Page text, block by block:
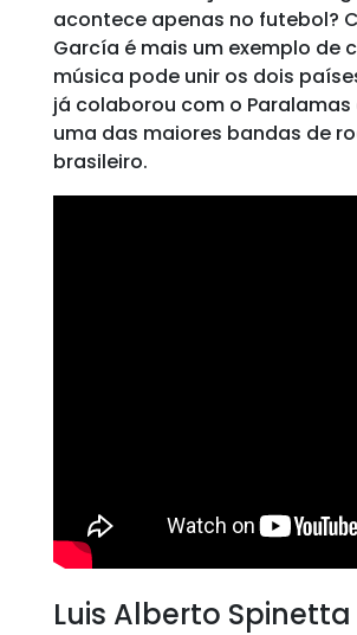
acontece apenas no futebol?
García é mais um exemplo de
música pode unir os dois
já colaborou com o Paralamas
uma das maiores bandas de
brasileiro.
Luis Alberto Spinetta